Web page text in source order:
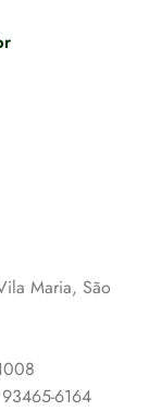
Maria, São
6164